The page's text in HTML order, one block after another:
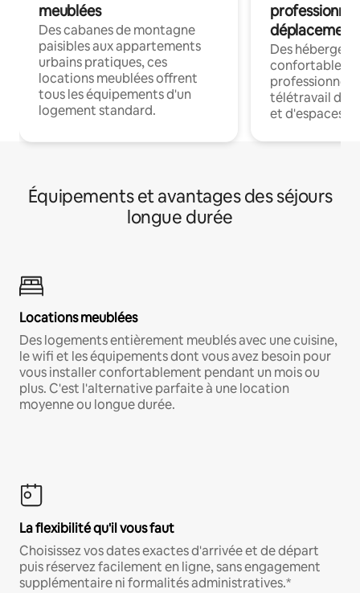
meublées
Des cabanes de montagne
paisibles aux appartements
urbains pratiques, ces
locations meublées offrent
tous les équipements d'un
logement standard.
déplacement
Des
confortables
professionnels
télétravail
et d'espaces
Équipements et avantages des séjours
longue durée
Locations meublées
Des logements entièrement meublés avec une cuisine,
le wifi et les équipements dont vous avez besoin pour
vous installer confortablement pendant un mois ou
plus. C'est l'alternative parfaite à une location
moyenne ou longue durée.
La flexibilité qu'il vous faut
Choisissez vos dates exactes d'arrivée et de départ
puis réservez facilement en ligne, sans engagement
supplémentaire ni formalités administratives.*